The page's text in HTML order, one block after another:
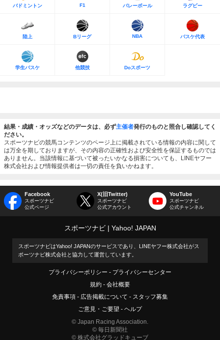
バドミントン F1 バレーボール ラグビー
陸上 Bリーグ NBA バスケ代表
学生バスケ 他競技 Doスポーツ
結果・成績・オッズなどのデータは、必ず主催者発行のものと照合し確認してく
ださい。
スポーツナビの競馬コンテンツのページ上に掲載されている情報の内容に関して
は万全を期しておりますが、その内容の正確性および安全性を保証するものでは
ありません。当該情報に基づいて被ったいかなる損害についても、LINEヤフー
株式会社および情報提供者は一切の責任を負いかねます。
Facebook
スポーツナビ
公式ページ
X(旧Twitter)
スポーツナビ
公式アカウント
YouTube
スポーツナビ
公式チャンネル
スポーツナビ Yahoo! JAPAN
スポーツナビはYahoo! JAPANのサービスであり、LINEヤフー株式会社がス
ポーツナビ株式会社と協力して運営しています。
プライバシーポリシー
プライバシーセンター
規約
会社概要
免責事項
広告掲載について
スタッフ募集
ご意見・ご要望
ヘルプ
© Japan Racing Association.
© 毎日新聞社
© 株式会社グラッドキューブ